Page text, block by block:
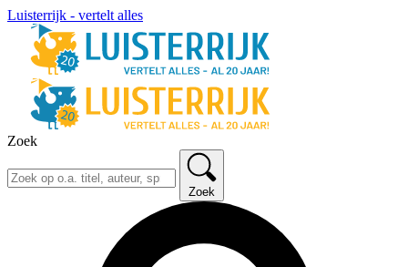
Luisterrijk - vertelt alles
Zoek
Zoek